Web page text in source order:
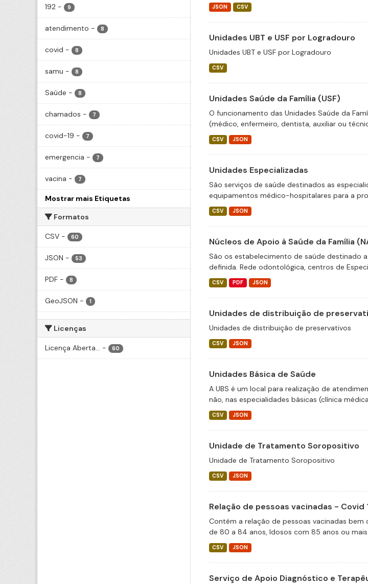
192 - 9
atendimento - 8
covid - 8
samu - 8
Saúde - 8
chamados - 7
covid-19 - 7
emergencia - 7
vacina - 7
Mostrar mais Etiquetas
Formatos
CSV - 60
JSON - 53
PDF - 8
GeoJSON - 1
Licenças
Licença Aberta... - 60
JSON CSV
Unidades UBT e USF por Logradouro
Unidades UBT e USF por Logradouro
CSV
Unidades Saúde da Família (USF)
O funcionamento das Unidades Saúde da
(médico, enfermeiro, dentista, auxiliar ou
CSV JSON
Unidades Especializadas
São serviços de saúde destinados as
equipamentos médico-hospitalares para a
CSV JSON
Núcleos de Apoio à Saúde da Família
São os estabelecimento de saúde destinado
definida. Rede odontológica, centros de
CSV PDF JSON
Unidades de distribuição de
Unidades de distribuição de preservativos
CSV JSON
Unidades Básica de Saúde
A UBS é um local para realização de
não, nas especialidades básicas (clínica
CSV JSON
Unidade de Tratamento Soropositivo
Unidade de Tratamento Soropositivo
CSV JSON
Relação de pessoas vacinadas - Covid
Contém a relação de pessoas vacinadas
de 80 a 84 anos, Idosos com 85 anos ou mais
CSV JSON
Serviço de Apoio Diagnóstico e